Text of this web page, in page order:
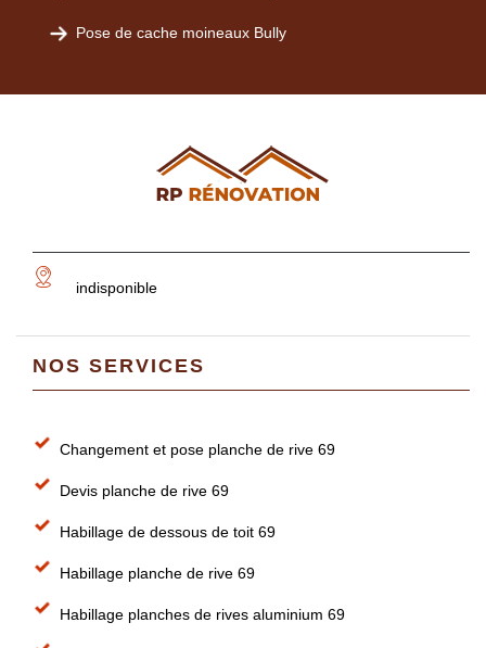
Pose de cache moineaux Bully
indisponible
NOS SERVICES
Changement et pose planche de rive 69
Devis planche de rive 69
Habillage de dessous de toit 69
Habillage planche de rive 69
Habillage planches de rives aluminium 69